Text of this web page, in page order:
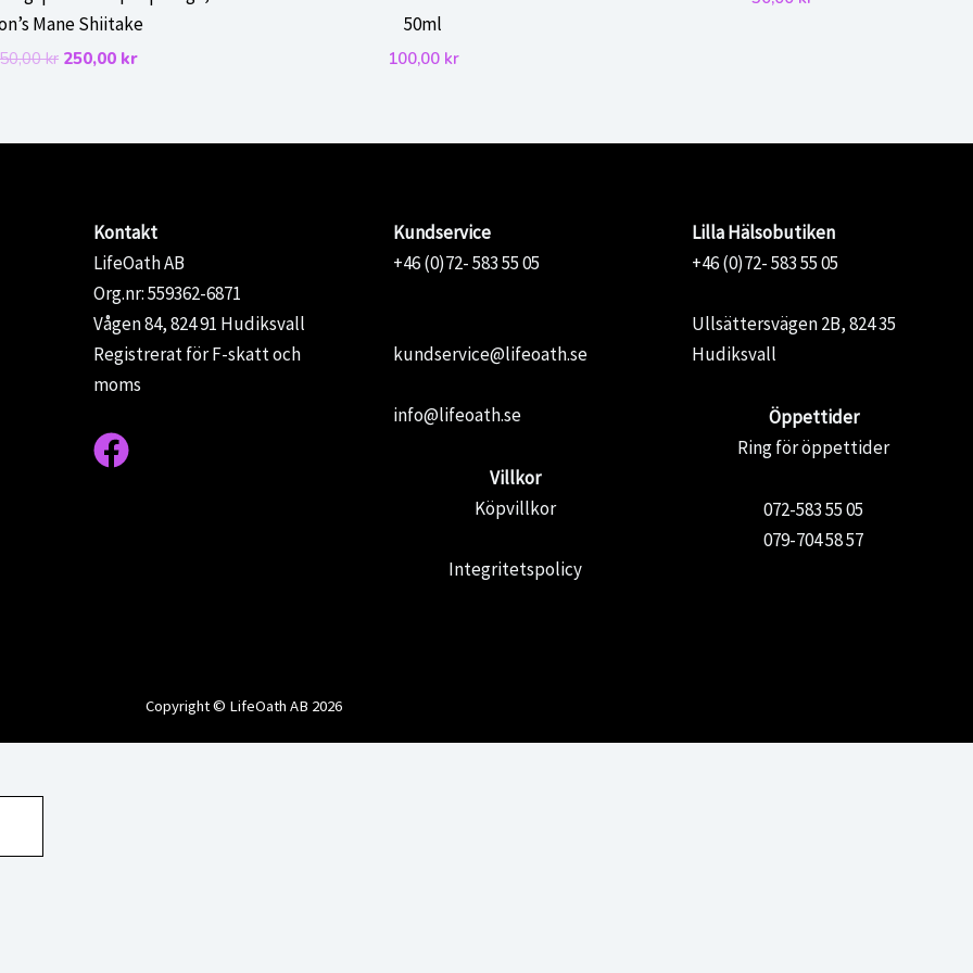
Mane Shiitake
kr Det
350,00 kr.
250,00 krDet
250,00 kr.
50ml
100,00 kr
Kontakt
LifeOath AB
Org.nr: 559362-6871
Vågen 84, 824 91 Hudiksvall
Registrerat för F-skatt och
moms
Kundservice
+46 (0)72- 583 55 05
kundservice@lifeoath.se
info@lifeoath.se
Villkor
Köpvillkor
Integritetspolicy
Lilla Hälsobutiken
+46 (0)72- 583 55 05
Ullsättersvägen 2B, 824 35
Hudiksvall
Öppettider
Ring för öppettider
072-583 55 05
079-704 58 57
Copyright © LifeOath AB 2026